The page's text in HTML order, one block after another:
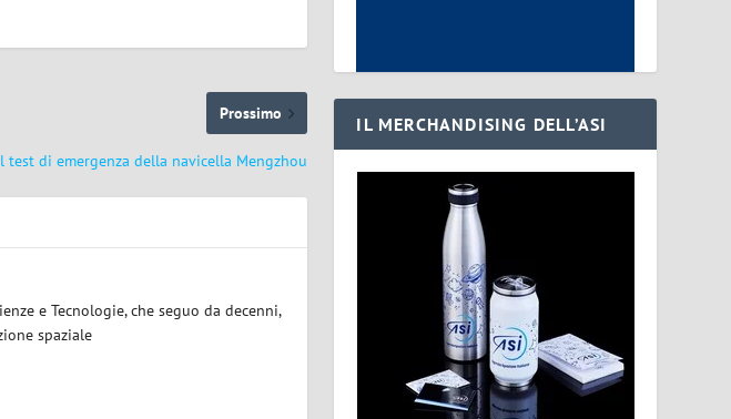
Prossimo
test di emergenza della navicella Mengzhou
e Tecnologie, che seguo da decenni,
spaziale
IL MERCHANDISING DELL’ASI